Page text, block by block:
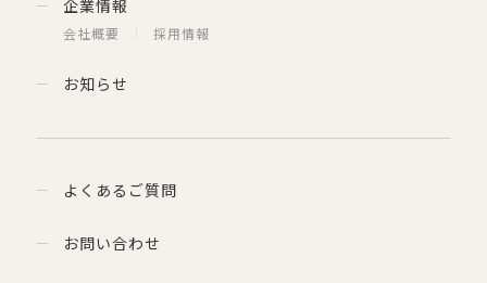
企業情報
会社概要 採用情報
お知らせ
よくあるご質問
お問い合わせ